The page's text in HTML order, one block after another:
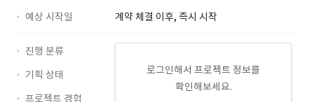
예상 시작일
계약 체결 이후, 즉시 시작
로그인해서 프로젝트 정보를
확인해보세요.
진행 분류
기획 상태
프로젝트 경험